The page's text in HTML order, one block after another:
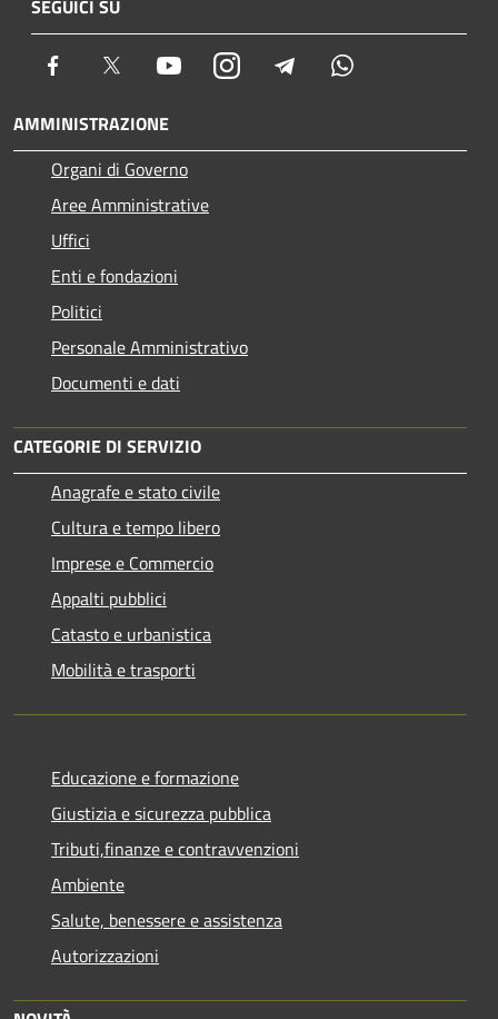
SEGUICI SU
Facebook Twitter YoutubeInstagram Telegram
AMMINISTRAZIONE
Organi di Governo
Aree Amministrative
Uffici
Enti e fondazioni
Politici
Personale Amministrativo
Documenti e dati
CATEGORIE DI SERVIZIO
Anagrafe e stato civile
Cultura e tempo libero
Imprese e Commercio
Appalti pubblici
Catasto e urbanistica
Mobilità e trasporti
Educazione e formazione
Giustizia e sicurezza pubblica
Tributi,finanze e contravvenzioni
Ambiente
Salute, benessere e assistenza
Autorizzazioni